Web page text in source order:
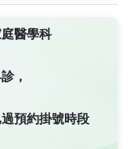
醫學科
，
預約掛號時段